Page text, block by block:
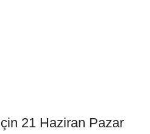
21 Haziran Pazar